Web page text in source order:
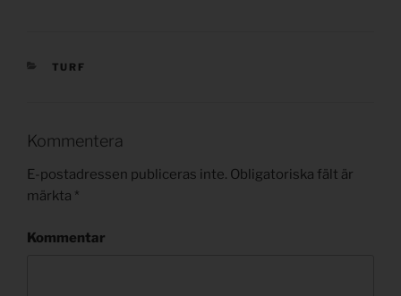
KATEGORIER
TURF
Kommentera
E-postadressen publiceras inte. Obligatoriska fält är
märkta *
Kommentar